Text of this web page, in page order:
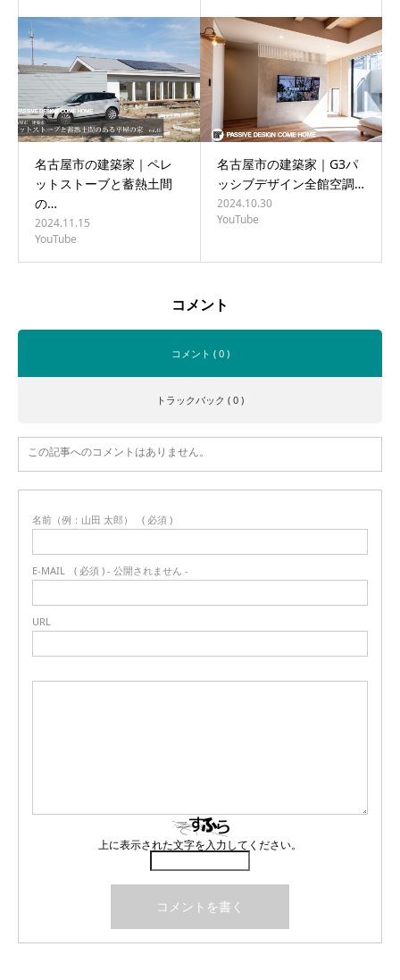
名古屋市の建築家｜ペレ
ットストーブと蓄熱土間
の…
2024.11.15
YouTube
名古屋市の建築家｜G3パ
ッシブデザイン全館空調…
2024.10.30
YouTube
コメント
コメント ( 0 )
トラックバック ( 0 )
この記事へのコメントはありません。
名前（例：山田 太郎） ( 必須 )
E-MAIL ( 必須 ) - 公開されません -
URL
上に表示された文字を入力してください。